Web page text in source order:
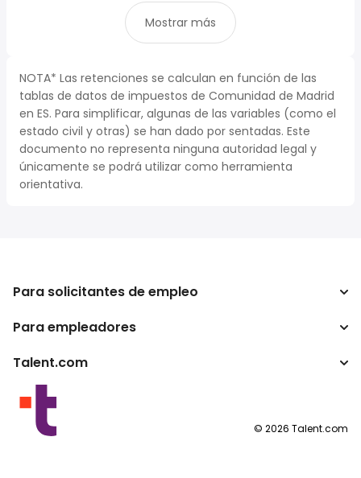
Mostrar más
NOTA* Las retenciones se calculan en función de las
tablas de datos de impuestos de Comunidad de Madrid
en ES. Para simplificar, algunas de las variables (como el
estado civil y otras) se han dado por sentadas. Este
documento no representa ninguna autoridad legal y
únicamente se podrá utilizar como herramienta
orientativa.
Para solicitantes de empleo
Buscador de trabajo
Conversor de salario
Para empleadores
Empresa
Programas para publishers
Talent.com
Otros países
Condiciones de uso
© 2026 Talent.com